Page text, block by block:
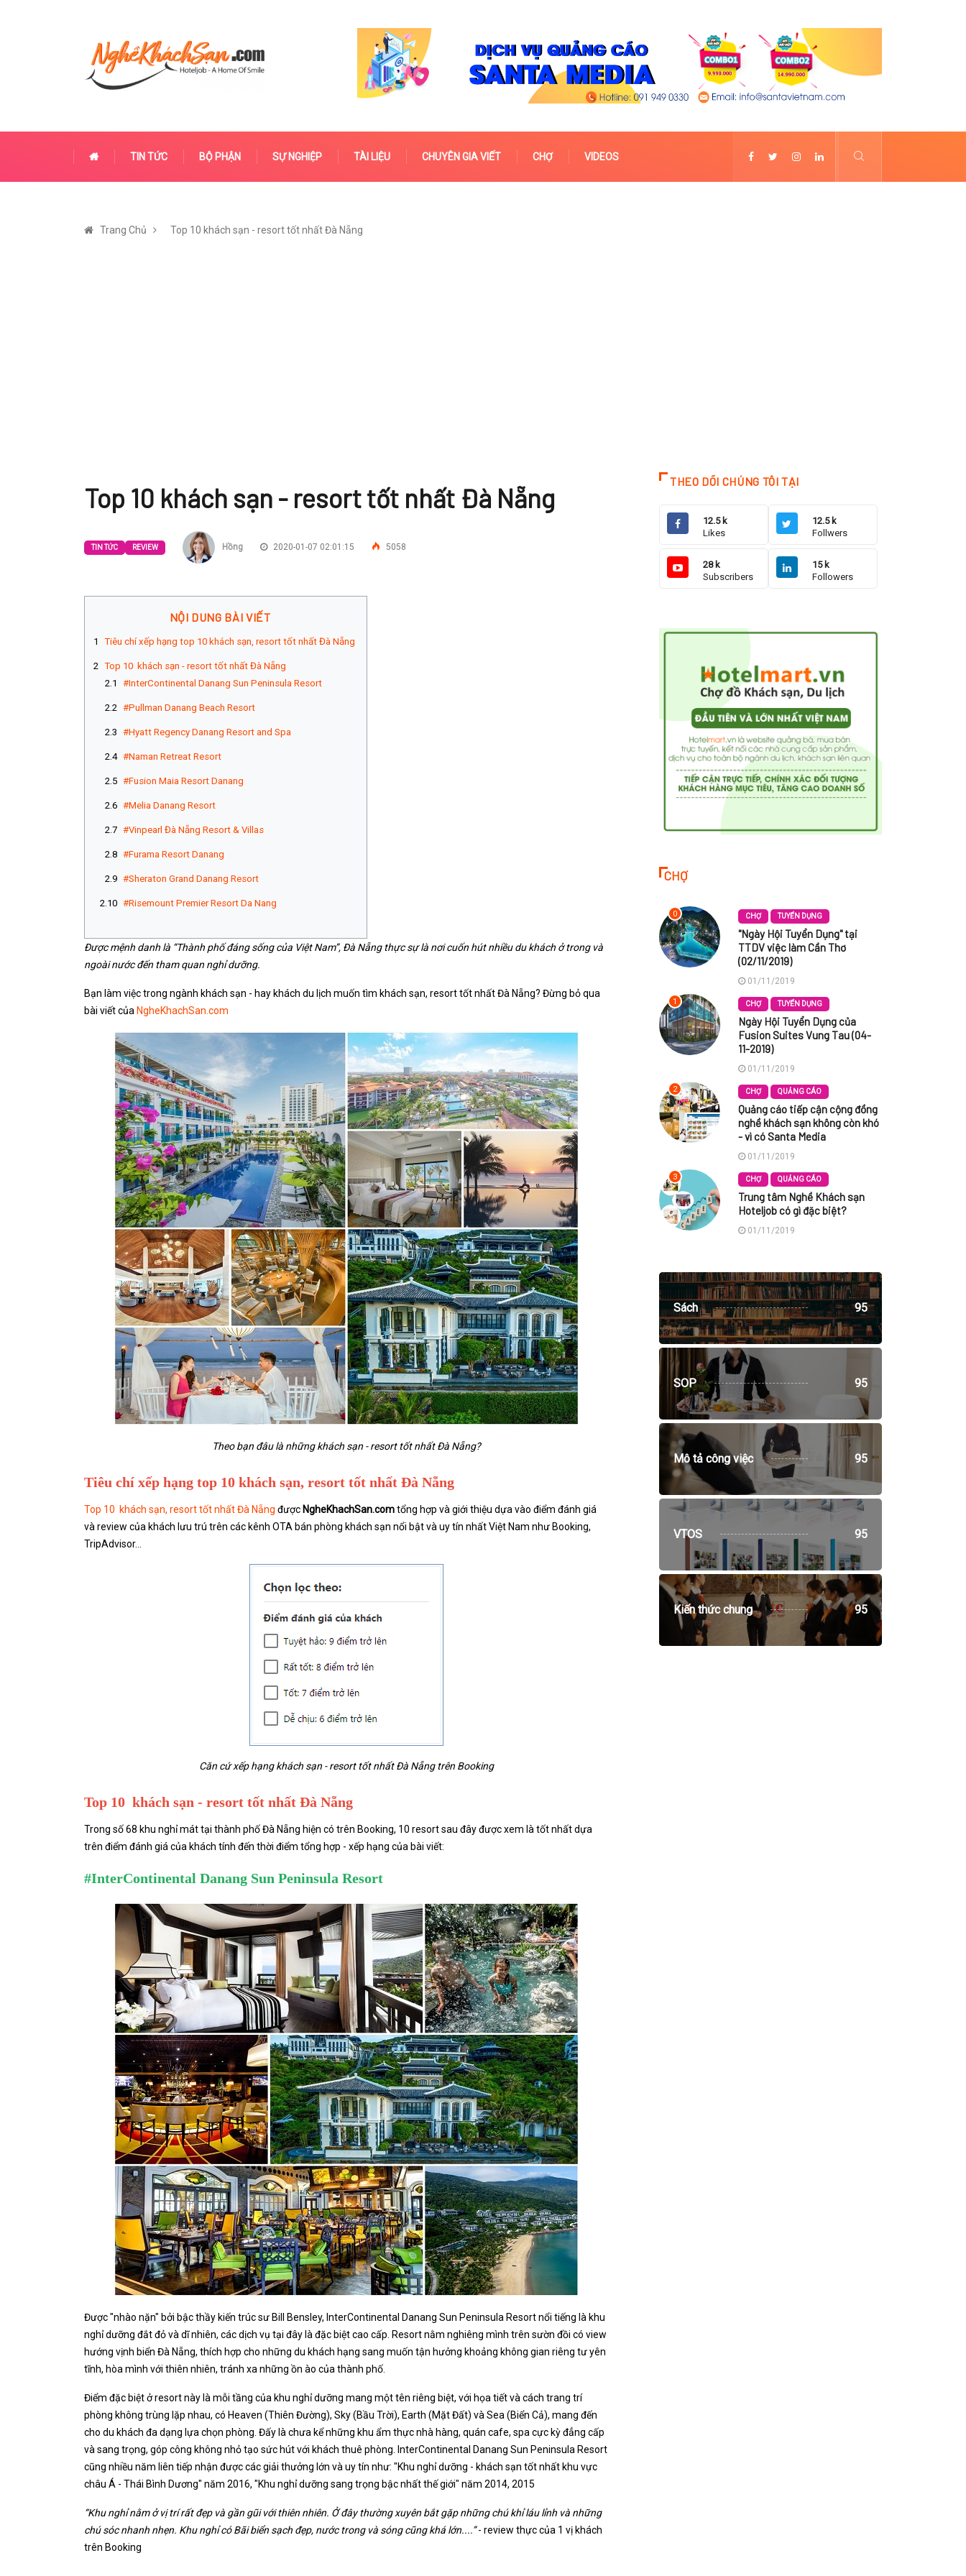
TIN TỨC BỘ PHẬN SỰ NGHIỆP TÀI LIỆU CHUYÊN GIA VIẾT CHỢ VIDEOS
Trang Chủ Top 10 khách sạn - resort tốt nhất Đà Nẵng
Top 10 khách sạn - resort tốt nhất Đà Nẵng
TIN TỨC REVIEW Hồng 2020-01-07 02:01:15 5058
NỘI DUNG BÀI VIẾT
Tiêu chí xếp hạng top 10 khách sạn, resort tốt nhất Đà Nẵng
Top 10 khách sạn - resort tốt nhất Đà Nẵng
#InterContinental Danang Sun Peninsula Resort
#Pullman Danang Beach Resort
#Hyatt Regency Danang Resort and Spa
#Naman Retreat Resort
#Fusion Maia Resort Danang
#Melia Danang Resort
#Vinpearl Đà Nẵng Resort & Villas
#Furama Resort Danang
#Sheraton Grand Danang Resort
#Risemount Premier Resort Da Nang
Được mệnh danh là “Thành phố đáng sống của Việt Nam”, Đà Nẵng thực sự là nơi cuốn hút nhiều du khách ở trong và
ngoài nước đến tham quan nghỉ dưỡng.
Bạn làm việc trong ngành khách sạn - hay khách du lịch muốn tìm khách sạn, resort tốt nhất Đà Nẵng? Đừng bỏ qua
bài viết của NgheKhachSan.com
Theo bạn đâu là những khách sạn - resort tốt nhất Đà Nẵng?
Tiêu chí xếp hạng top 10 khách sạn, resort tốt nhất Đà Nẵng
Top 10 khách sạn, resort tốt nhất Đà Nẵng được NgheKhachSan.comtổng hợp và giới thiệu dựa vào điểm đánh giá
và review của khách lưu trú trên các kênh OTA bán phòng khách sạn nổi bật và uy tín nhất Việt Nam như Booking,
TripAdvisor...
Căn cứ xếp hạng khách sạn - resort tốt nhất Đà Nẵng trên Booking
Top 10 khách sạn - resort tốt nhất Đà Nẵng
Trong số 68 khu nghỉ mát tại thành phố Đà Nẵng hiện có trên Booking, 10 resort sau đây được xem là tốt nhất dựa
trên điểm đánh giá của khách tính đến thời điểm tổng hợp - xếp hạng của bài viết:
#InterContinental Danang Sun Peninsula Resort
Được "nhào nặn" bởi bậc thầy kiến trúc sư Bill Bensley, InterContinental Danang Sun Peninsula Resort nổi tiếng là khu
nghỉ dưỡng đắt đỏ và dĩ nhiên, các dịch vụ tại đây là đặc biệt cao cấp. Resort nằm nghiêng mình trên sườn đồi có view
hướng vịnh biển Đà Nẵng, thích hợp cho những du khách hạng sang muốn tận hưởng khoảng không gian riêng tư yên
tĩnh, hòa mình với thiên nhiên, tránh xa những ồn ào của thành phố.
Điểm đặc biệt ở resort này là mỗi tầng của khu nghỉ dưỡng mang một tên riêng biệt, với họa tiết và cách trang trí
phòng không trùng lặp nhau, có Heaven (Thiên Đường), Sky (Bầu Trời), Earth (Mặt Đất) và Sea (Biển Cả), mang đến
cho du khách đa dạng lựa chọn phòng. Đấy là chưa kể những khu ẩm thực nhà hàng, quán cafe, spa cực kỳ đẳng cấp
và sang trọng, góp công không nhỏ tạo sức hút với khách thuê phòng. InterContinental Danang Sun Peninsula Resort
cũng nhiều năm liên tiếp nhận được các giải thưởng lớn và uy tín như: "Khu nghỉ dưỡng - khách sạn tốt nhất khu vực
châu Á - Thái Bình Dương" năm 2016, "Khu nghỉ dưỡng sang trọng bậc nhất thế giới" năm 2014, 2015
“Khu nghỉ nằm ở vị trí rất đẹp và gần gũi với thiên nhiên. Ở đây thường xuyên bắt gặp những chú khỉ láu lỉnh và những
chú sóc nhanh nhẹn. Khu nghỉ có Bãi biển sạch đẹp, nước trong và sóng cũng khá lớn....”- review thực của 1 vị khách
trên Booking
THEO DÕI CHÚNG TÔI TẠI
12.5 k
Likes
12.5 k
Follwers
28 k
Subscribers
15 k
Followers
CHỢ
0 CHỢ TUYỂN DỤNG
"Ngày Hội Tuyển Dụng" tại
TTDV việc làm Cần Thơ
(02/11/2019)
01/11/2019
1 CHỢ TUYỂN DỤNG
Ngày Hội Tuyển Dụng của
Fusion Suites Vung Tau (04-
11-2019)
01/11/2019
2 CHỢ QUẢNG CÁO
Quảng cáo tiếp cận cộng đồng
nghề khách sạn không còn khó
- vì có Santa Media
01/11/2019
3 CHỢ QUẢNG CÁO
Trung tâm Nghề Khách sạn
Hoteljob có gì đặc biệt?
01/11/2019
Sách 95
SOP 95
Mô tả công việc 95
VTOS 95
Kiến thức chung 95